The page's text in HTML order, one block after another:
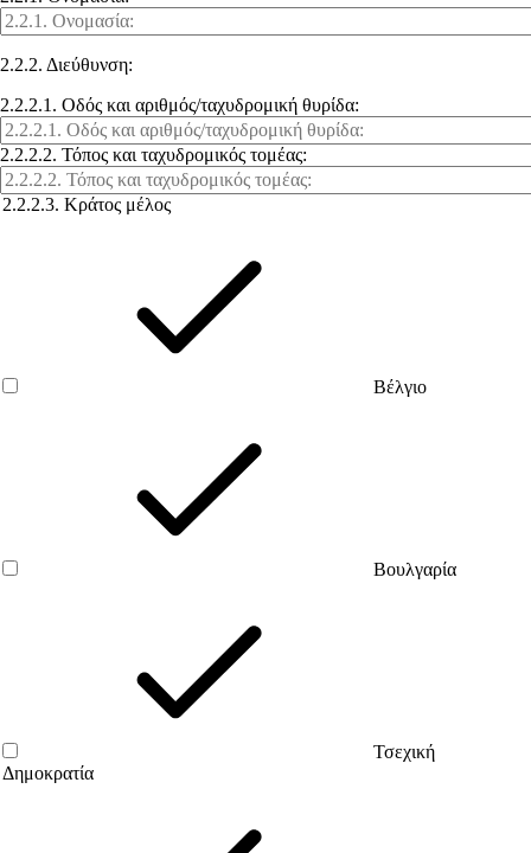
2.2.2. Διεύθυνση:
2.2.2.1. Οδός και αριθμός/ταχυδρομική θυρίδα:
2.2.2.2. Τόπος και ταχυδρομικός τομέας:
2.2.2.3. Κράτος μέλος
Βέλγιο
Βουλγαρία
Τσεχική
Δημοκρατία